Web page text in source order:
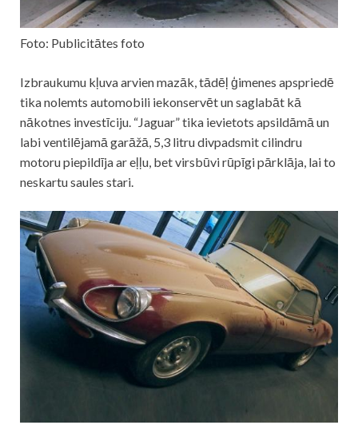
Foto: Publicitātes foto
Izbraukumu kļuva arvien mazāk, tādēļ ģimenes apspriedē
tika nolemts automobili iekonservēt un saglabāt kā
nākotnes investīciju. “Jaguar” tika ievietots apsildāmā un
labi ventilējamā garāžā, 5,3 litru divpadsmit cilindru
motoru piepildīja ar eļļu, bet virsbūvi rūpīgi pārklāja, lai to
neskartu saules stari.